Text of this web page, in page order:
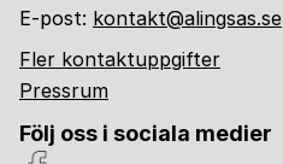
E-post: kontakt@alingsas.se
Fler kontaktuppgifter
Pressrum
Följ oss i sociala medier